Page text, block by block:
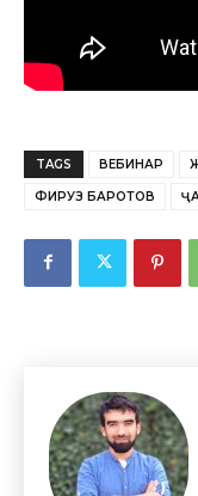
TAGS ВЕБИНАР
ФИРУЗ БАРОТОВ